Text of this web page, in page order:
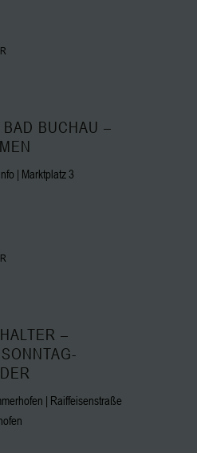
BUCHAU –
| Marktplatz 3
–
| Raiffeisenstraße